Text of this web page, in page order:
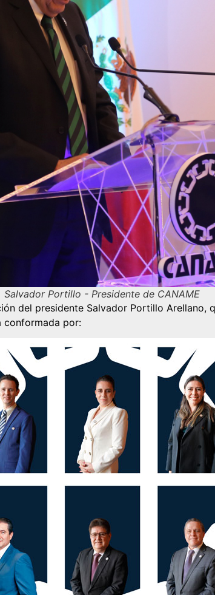
Salvador Portillo - Presidente de CANAME
del presidente Salvador Portillo
conformada por: